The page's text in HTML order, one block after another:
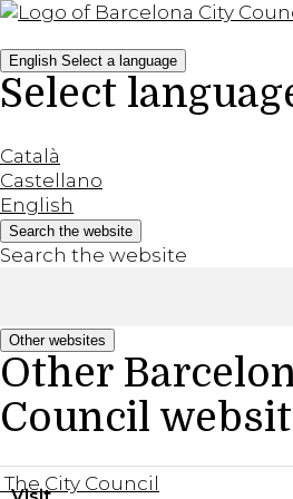
English Select a language
Select
Català
Castellano
English
Search the website
Search the website
Other websites
Other
Council
The City Council